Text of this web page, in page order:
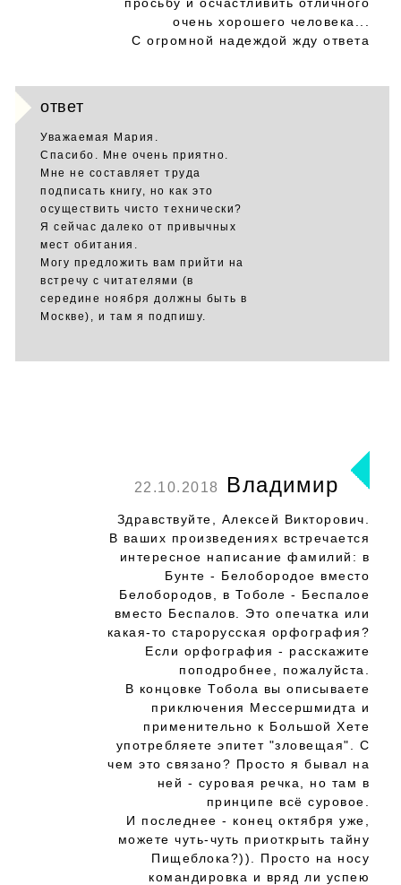
очень хорошего человека...
С огромной надеждой жду ответа
ответ
Уважаемая Мария.
Спасибо. Мне очень приятно.
Мне не составляет труда
подписать книгу, но как это
осуществить чисто технически?
Я сейчас далеко от привычных
мест обитания.
Могу предложить вам прийти на
встречу с читателями (в
середине ноября должны быть в
Москве), и там я подпишу.
22.10.2018 Владимир
Здравствуйте, Алексей Викторович.
В ваших произведениях встречается
интересное написание фамилий: в
Бунте - Белобородое вместо
Белобородов, в Тоболе - Беспалое
вместо Беспалов. Это опечатка или
какая-то старорусская орфография?
Если орфография - расскажите
поподробнее, пожалуйста.
В концовке Тобола вы описываете
приключения Мессершмидта и
применительно к Большой Хете
употребляете эпитет "зловещая". С
чем это связано? Просто я бывал на
ней - суровая речка, но там в
принципе всё суровое.
И последнее - конец октября уже,
можете чуть-чуть приоткрыть тайну
Пищеблока?)). Просто на носу
командировка и вряд ли успею